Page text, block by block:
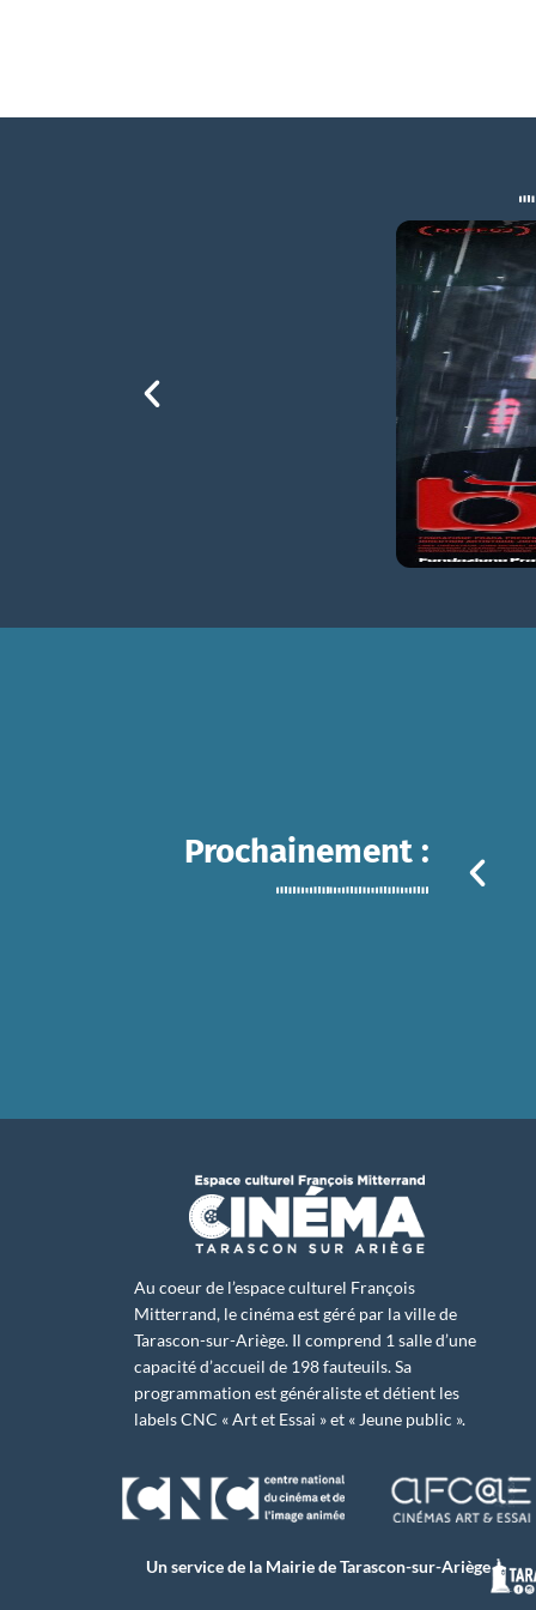
Prochainement :
Au coeur de l’espace culturel François
Mitterrand, le cinéma est géré par la ville de
Tarascon-sur-Ariège. Il comprend 1 salle d’une
capacité d’accueil de 198 fauteuils. Sa
programmation est généraliste et détient les
labels CNC « Art et Essai » et « Jeune public ».
Un service de la Mairie de Tarascon-sur-Ariège